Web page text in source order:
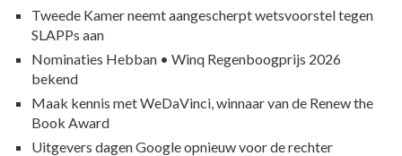
Tweede Kamer neemt aangescherpt wetsvoorstel tegen
SLAPPs aan
Nominaties Hebban • Winq Regenboogprijs 2026
bekend
Maak kennis met WeDaVinci, winnaar van de Renew the
Book Award
Uitgevers dagen Google opnieuw voor de rechter